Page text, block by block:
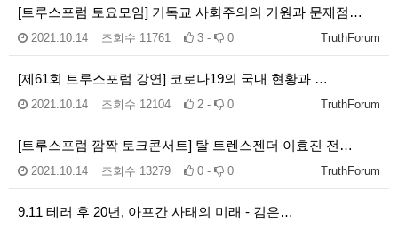
[트루스포럼 토요모임] 기독교 사회주의의 기원과 문제점…
TruthForum
2021.10.14 조회수 11761 3 - 0
[제61회 트루스포럼 강연] 코로나19의 국내 현황과 …
TruthForum
2021.10.14 조회수 12104 2 - 0
[트루스포럼 깜짝 토크콘서트] 탈 트렌스젠더 이효진 전…
TruthForum
2021.10.14 조회수 13279 0 - 0
9.11 테러 후 20년, 아프간 사태의 미래 - 김은…